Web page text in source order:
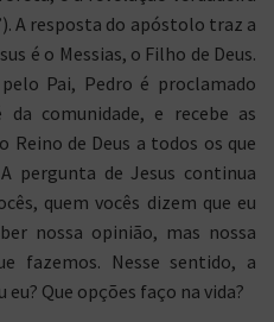
A resposta do apóstolo traz a
é o Messias, o Filho de Deus.
Pai, Pedro é proclamado
comunidade, e recebe as
Reino de Deus a todos os que
pergunta de Jesus continua
quem vocês dizem que eu
nossa opinião, mas nossa
fazemos. Nesse sentido, a
Que opções faço na vida?